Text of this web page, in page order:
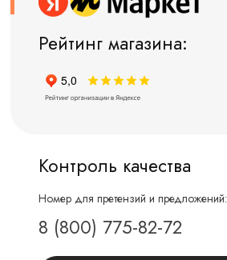
Рейтинг магазина:
Контроль качества
Номер для претензий и предложений:
8 (800) 775-82-72